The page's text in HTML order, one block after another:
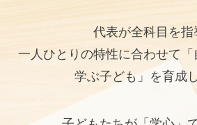
代表が全科目を指
一人ひとりの特性に合わせて
学ぶ子ども」を育成